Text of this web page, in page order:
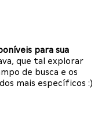
para sua
que tal explorar
de busca e os
mais específicos :)